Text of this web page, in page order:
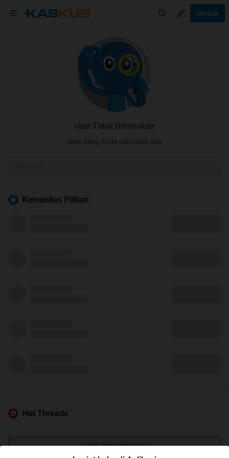
Masuk
User Tidak Ditemukan
User yang Anda cari tidak ada
Komunitas Pilihan
Hot Threads
Lihat Selengkapnya